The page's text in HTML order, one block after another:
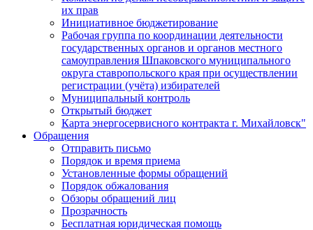
их прав
Инициативное бюджетирование
Рабочая группа по координации деятельности
государственных органов и органов местного
самоуправления Шпаковского муниципального
округа ставропольского края при осуществлении
регистрации (учёта) избирателей
Муниципальный контроль
Открытый бюджет
Карта энергосервисного контракта г. Михайловск"
Обращения
Отправить письмо
Порядок и время приема
Установленные формы обращений
Порядок обжалования
Обзоры обращений лиц
Прозрачность
Бесплатная юридическая помощь